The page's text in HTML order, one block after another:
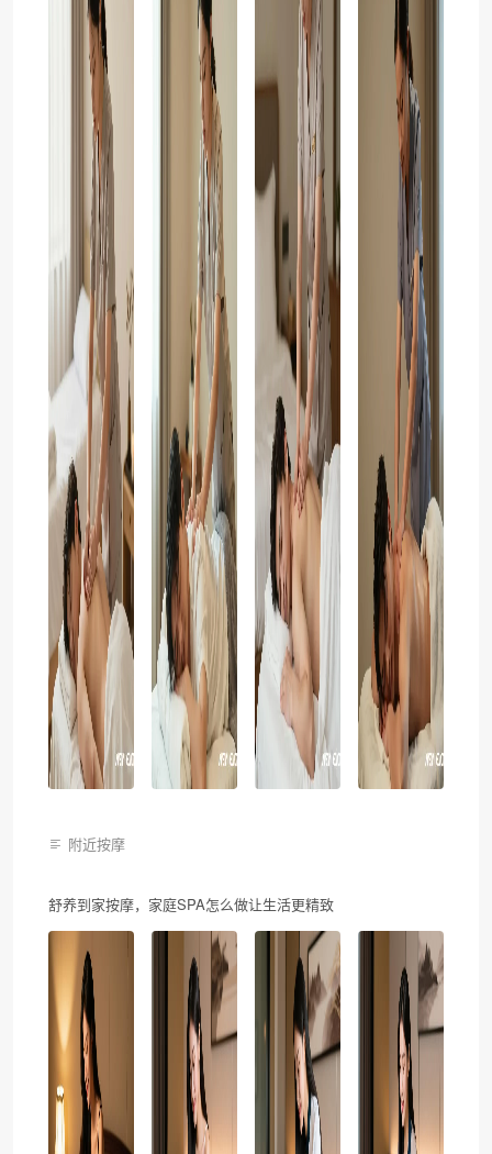
附近按摩
舒养到家按摩，家庭SPA怎么做让生活更精致